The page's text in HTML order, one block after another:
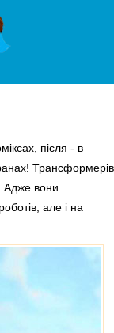
після - в
Трансформерів
Адже вони
але і на